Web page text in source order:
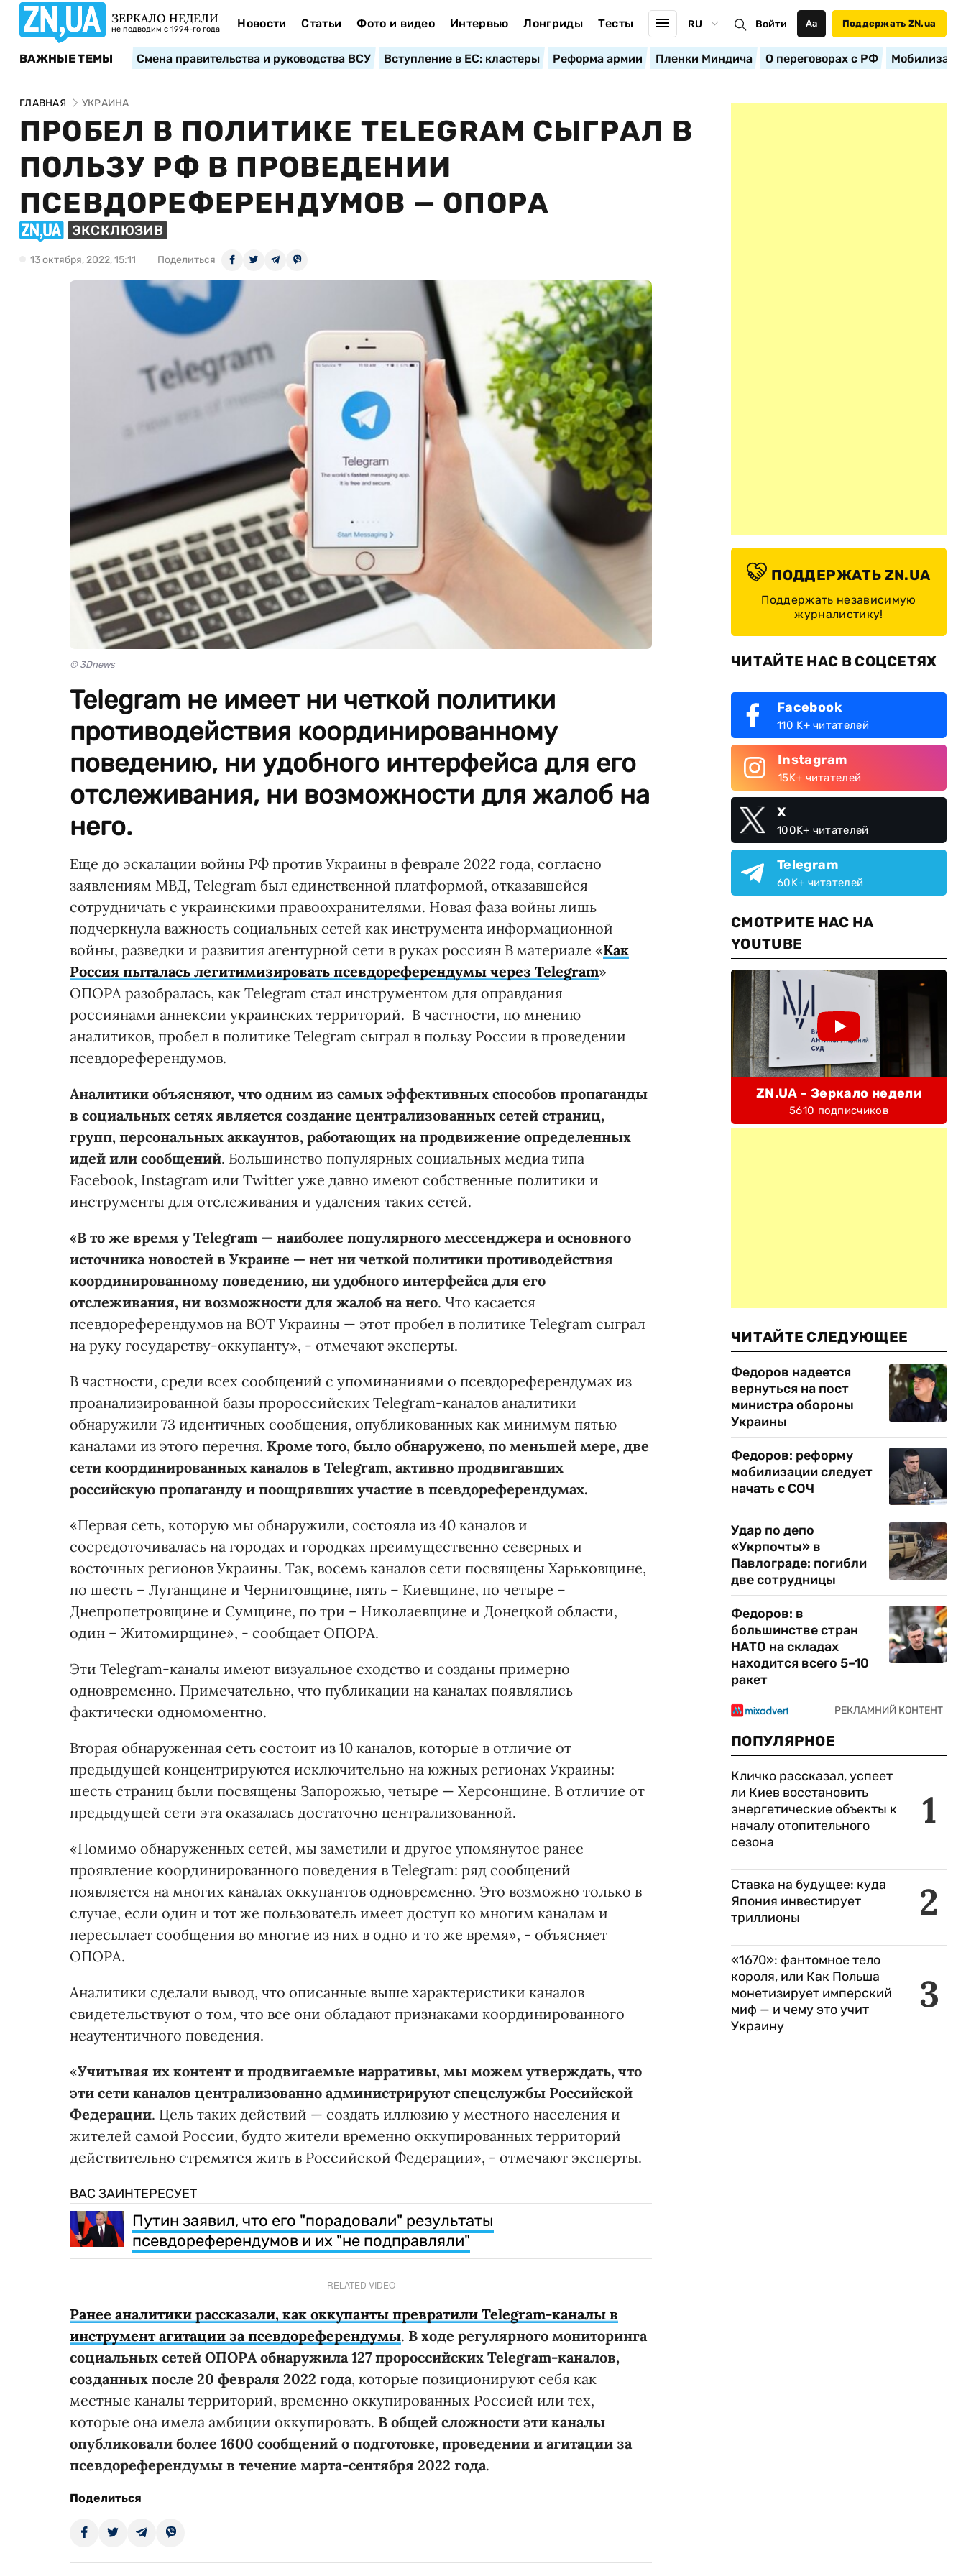
ЗЕРКАЛО НЕДЕЛИ
не подводим с 1994-го года Новости Статьи Фото и видео Интервью Лонгриды Тесты RU Войти Аа Поддержать ZN.ua
ВАЖНЫЕ ТЕМЫ Смена правительства и руководства ВСУ Вступление в ЕС: кластеры Реформа армии Пленки Миндича О переговорах с РФ
ГЛАВНАЯ УКРАИНА
ПРОБЕЛ В ПОЛИТИКЕ TELEGRAM СЫГРАЛ В
ПОЛЬЗУ РФ В ПРОВЕДЕНИИ
ПСЕВДОРЕФЕРЕНДУМОВ — ОПОРА
ЭКСКЛЮЗИВ
13 октября, 2022, 15:11 Поделиться
© 3Dnews
Telegram не имеет ни четкой политики
противодействия координированному
поведению, ни удобного интерфейса для его
отслеживания, ни возможности для жалоб на
него.
Еще до эскалации войны РФ против Украины в феврале 2022 года, согласно
заявлениям МВД, Telegram был единственной платформой, отказавшейся
сотрудничать с украинскими правоохранителями. Новая фаза войны лишь
подчеркнула важность социальных сетей как инструмента информационной
войны, разведки и развития агентурной сети в руках россиян В материале «Как
Россия пыталась легитимизировать псевдореферендумы через Telegram»
ОПОРА разобралась, как Telegram стал инструментом для оправдания
россиянами аннексии украинских территорий. В частности, по мнению
аналитиков, пробел в политике Telegram сыграл в пользу России в проведении
псевдореферендумов.
Аналитики объясняют, что одним из самых эффективных способов пропаганды
в социальных сетях является создание централизованных сетей страниц,
групп, персональных аккаунтов, работающих на продвижение определенных
идей или сообщений. Большинство популярных социальных медиа типа
Facebook, Instagram или Twitter уже давно имеют собственные политики и
инструменты для отслеживания и удаления таких сетей.
«В то же время у Telegram — наиболее популярного мессенджера и основного
источника новостей в Украине — нет ни четкой политики противодействия
координированному поведению, ни удобного интерфейса для его
отслеживания, ни возможности для жалоб на него. Что касается
псевдореферендумов на ВОТ Украины — этот пробел в политике Telegram сыграл
на руку государству-оккупанту», - отмечают эксперты.
В частности, среди всех сообщений с упоминаниями о псевдореферендумах из
проанализированной базы пророссийских Telegram-каналов аналитики
обнаружили 73 идентичных сообщения, опубликованных как минимум пятью
каналами из этого перечня. Кроме того, было обнаружено, по меньшей мере, две
сети координированных каналов в Telegram, активно продвигавших
российскую пропаганду и поощрявших участие в псевдореферендумах.
«Первая сеть, которую мы обнаружили, состояла из 40 каналов и
сосредоточивалась на городах и городках преимущественно северных и
восточных регионов Украины. Так, восемь каналов сети посвящены Харьковщине,
по шесть – Луганщине и Черниговщине, пять – Киевщине, по четыре –
Днепропетровщине и Сумщине, по три – Николаевщине и Донецкой области,
один – Житомирщине», - сообщает ОПОРА.
Эти Telegram-каналы имеют визуальное сходство и созданы примерно
одновременно. Примечательно, что публикации на каналах появлялись
фактически одномоментно.
Вторая обнаруженная сеть состоит из 10 каналов, которые в отличие от
предыдущей концентрируются исключительно на южных регионах Украины:
шесть страниц были посвящены Запорожью, четыре — Херсонщине. В отличие от
предыдущей сети эта оказалась достаточно централизованной.
«Помимо обнаруженных сетей, мы заметили и другое упомянутое ранее
проявление координированного поведения в Telegram: ряд сообщений
появляется на многих каналах оккупантов одновременно. Это возможно только в
случае, если один и тот же пользователь имеет доступ ко многим каналам и
пересылает сообщения во многие из них в одно и то же время», - объясняет
ОПОРА.
Аналитики сделали вывод, что описанные выше характеристики каналов
свидетельствуют о том, что все они обладают признаками координированного
неаутентичного поведения.
«Учитывая их контент и продвигаемые нарративы, мы можем утверждать, что
эти сети каналов централизованно администрируют спецслужбы Российской
Федерации. Цель таких действий — создать иллюзию у местного населения и
жителей самой России, будто жители временно оккупированных территорий
действительно стремятся жить в Российской Федерации», - отмечают эксперты.
ВАС ЗАИНТЕРЕСУЕТ
Путин заявил, что его "порадовали" результаты
псевдореферендумов и их "не подправляли"
RELATED VIDEO
Ранее аналитики рассказали, как оккупанты превратили Telegram-каналы в
инструмент агитации за псевдореферендумы. В ходе регулярного мониторинга
социальных сетей ОПОРА обнаружила 127 пророссийских Telegram-каналов,
созданных после 20 февраля 2022 года, которые позиционируют себя как
местные каналы территорий, временно оккупированных Россией или тех,
которые она имела амбиции оккупировать. В общей сложности эти каналы
опубликовали более 1600 сообщений о подготовке, проведении и агитации за
псевдореферендумы в течение марта-сентября 2022 года.
Поделиться
ПОДДЕРЖАТЬ ZN.UA
Поддержать независимую
журналистику!
ЧИТАЙТЕ НАС В СОЦСЕТЯХ
Facebook
110 K+ читателей
Instagram
15K+ читателей
X
100K+ читателей
Telegram
60K+ читателей
СМОТРИТЕ НАС НА
YOUTUBE
ZN.UA - Зеркало недели
5610 подписчиков
ЧИТАЙТЕ СЛЕДУЮЩЕЕ
Федоров надеется
вернуться на пост
министра обороны
Украины
Федоров: реформу
мобилизации следует
начать с СОЧ
Удар по депо
«Укрпочты» в
Павлограде: погибли
две сотрудницы
Федоров: в
большинстве стран
НАТО на складах
находится всего 5–10
ракет
ПОПУЛЯРНОЕ
1
Кличко рассказал, успеет
ли Киев восстановить
энергетические объекты к
началу отопительного
сезона
2
Ставка на будущее: куда
Япония инвестирует
триллионы
3
«1670»: фантомное тело
короля, или Как Польша
монетизирует имперский
миф — и чему это учит
Украину